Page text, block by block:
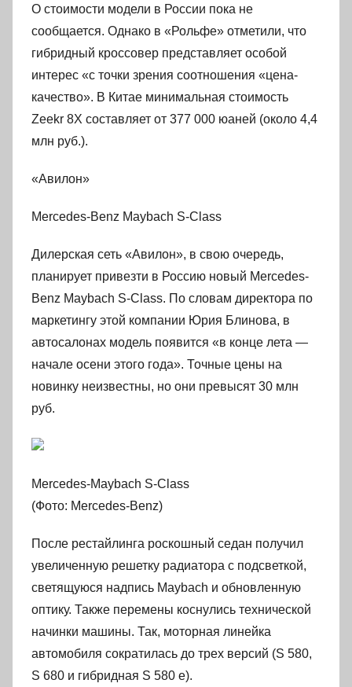
О стоимости модели в России пока не
сообщается. Однако в «Рольфе» отметили, что
гибридный кроссовер представляет особой
интерес «с точки зрения соотношения «цена-
качество». В Китае минимальная стоимость
Zeekr 8X составляет от 377 000 юаней (около 4,4
млн руб.).
«Авилон»
Mercedes-Benz Maybach S-Class
Дилерская сеть «Авилон», в свою очередь,
планирует привезти в Россию новый Mercedes-
Benz Maybach S-Class. По словам директора по
маркетингу этой компании Юрия Блинова, в
автосалонах модель появится «в конце лета —
начале осени этого года». Точные цены на
новинку неизвестны, но они превысят 30 млн
руб.
Mercedes-Maybach S-Class
(Фото: Mercedes-Benz)
После рестайлинга роскошный седан получил
увеличенную решетку радиатора с подсветкой,
светящуюся надпись Maybach и обновленную
оптику. Также перемены коснулись технической
начинки машины. Так, моторная линейка
автомобиля сократилась до трех версий (S 580,
S 680 и гибридная S 580 e).